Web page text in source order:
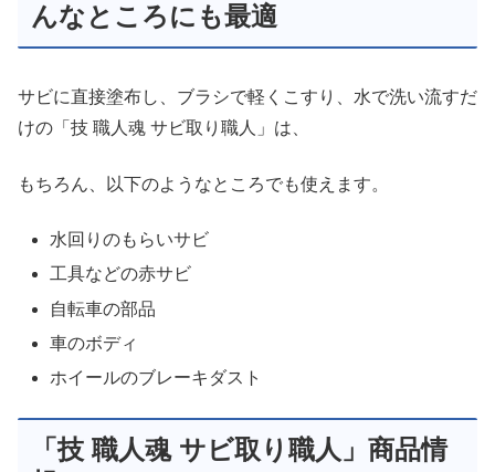
んなところにも最適
サビに直接塗布し、ブラシで軽くこすり、水で洗い流すだ
けの「技 職人魂 サビ取り職人」は、
もちろん、以下のようなところでも使えます。
水回りのもらいサビ
工具などの赤サビ
自転車の部品
車のボディ
ホイールのブレーキダスト
「技 職人魂 サビ取り職人」商品情